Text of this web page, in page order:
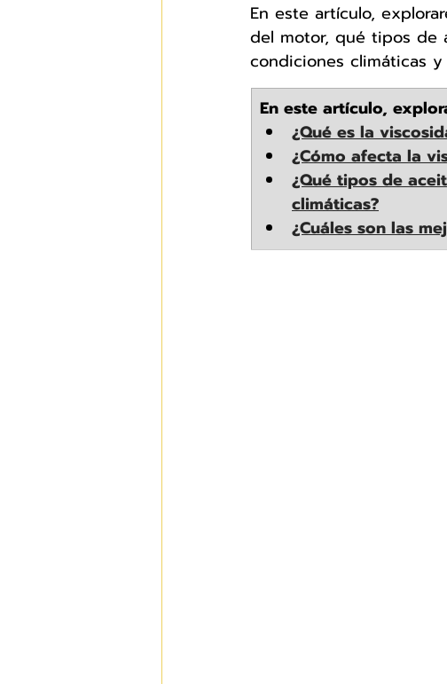
En este artículo,
del motor, qué tipos de
condiciones climáticas
En este artículo,
¿Qué es la
¿Cómo afecta la
¿Qué tipos de
climáticas?
¿Cuáles son las